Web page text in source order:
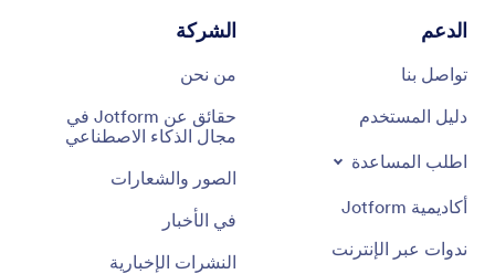
الدعم
تواصل بنا
دليل المستخدم
اطلب المساعدة
أكاديمية Jotform
ندوات عبر الإنترنت
الشركة
من نحن
حقائق عن Jotform في
مجال الذكاء الاصطناعي
الصور والشعارات
في الأخبار
النشرات الإخبارية